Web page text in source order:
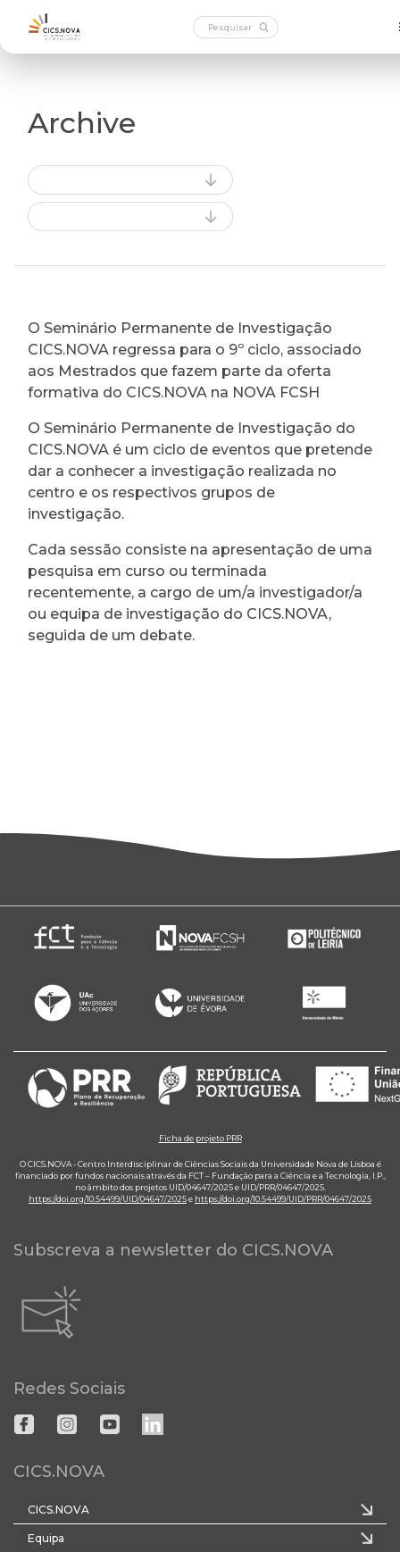
Archive
O Seminário Permanente de Investigação
CICS.NOVA regressa para o 9º ciclo, associado
aos Mestrados que fazem parte da oferta
formativa do CICS.NOVA na NOVA FCSH
O Seminário Permanente de Investigação do
CICS.NOVA é um ciclo de eventos que pretende
dar a conhecer a investigação realizada no
centro e os respectivos grupos de
investigação.
Cada sessão consiste na apresentação de uma
pesquisa em curso ou terminada
recentemente, a cargo de um/a investigador/a
ou equipa de investigação do CICS.NOVA,
seguida de um debate.
Ficha de projeto PRR
O CICS.NOVA - Centro Interdisciplinar de Ciências Sociais da Universidade Nova de Lisboa é
financiado por fundos nacionais através da FCT – Fundação para a Ciência e a Tecnologia, I.P.,
no âmbito dos projetos UID/04647/2025 e UID/PRR/04647/2025.
https://doi.org/10.54499/UID/04647/2025e https://doi.org/10.54499/UID/PRR/04647/2025
Subscreva a newsletter do CICS.NOVA
Redes Sociais
CICS.NOVA
CICS.NOVA
Equipa